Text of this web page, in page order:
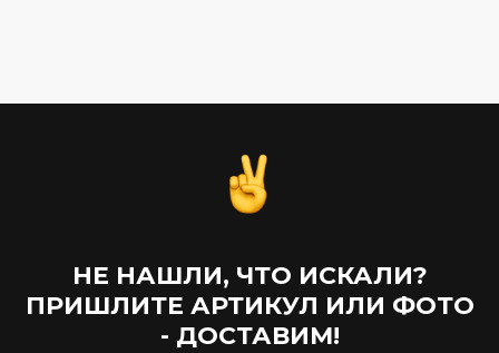
НЕ НАШЛИ, ЧТО ИСКАЛИ?
ПРИШЛИТЕ АРТИКУЛ ИЛИ ФОТО
- ДОСТАВИМ!